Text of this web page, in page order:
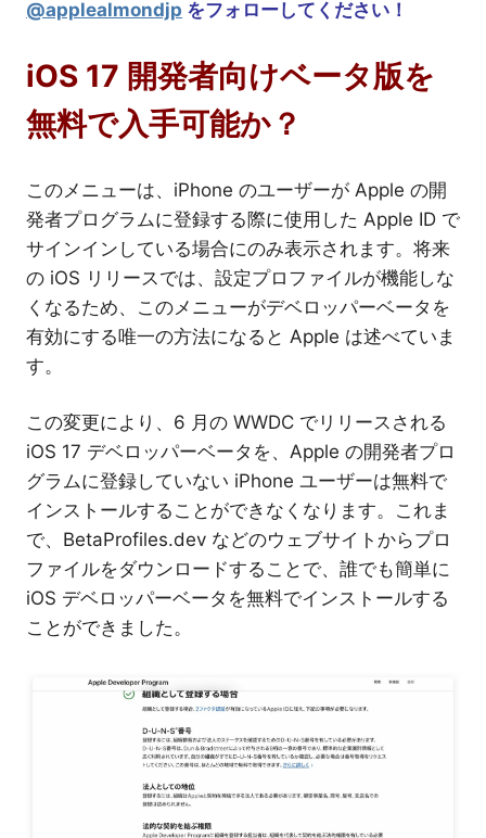
@applealmondjp をフォローしてください！
iOS 17 開発者向けベータ版を
無料で入手可能か？
このメニューは、iPhone のユーザーが Apple の開
発者プログラムに登録する際に使用した Apple ID で
サインインしている場合にのみ表示されます。将来
の iOS リリースでは、設定プロファイルが機能しな
くなるため、このメニューがデベロッパーベータを
有効にする唯一の方法になると Apple は述べていま
す。
この変更により、6 月の WWDC でリリースされる
iOS 17 デベロッパーベータを、Apple の開発者プロ
グラムに登録していない iPhone ユーザーは無料で
インストールすることができなくなります。これま
で、BetaProfiles.dev などのウェブサイトからプロ
ファイルをダウンロードすることで、誰でも簡単に
iOS デベロッパーベータを無料でインストールする
ことができました。